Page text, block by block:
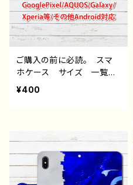
ご購入の前に必読。 スマ
ホケース サイズ 一覧
選び方 iPhoneケース A
対応
¥400